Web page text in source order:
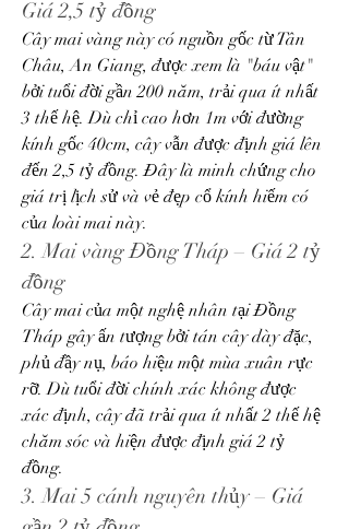
Giá 2,5 tỷ đồng
Cây mai vàng này có nguồn gốc từ Tân
Châu, An Giang, được xem là "báu vật"
bởi tuổi đời gần 200 năm, trải qua ít nhất
3 thế hệ. Dù chỉ cao hơn 1m với đường
kính gốc 40cm, cây vẫn được định giá lên
đến 2,5 tỷ đồng. Đây là minh chứng cho
giá trị lịch sử và vẻ đẹp cổ kính hiếm có
của loài mai này.
2. Mai vàng Đồng Tháp – Giá 2 tỷ
đồng
Cây mai của một nghệ nhân tại Đồng
Tháp gây ấn tượng bởi tán cây dày đặc,
phủ đầy nụ, báo hiệu một mùa xuân rực
rỡ. Dù tuổi đời chính xác không được
xác định, cây đã trải qua ít nhất 2 thế hệ
chăm sóc và hiện được định giá 2 tỷ
đồng.
3. Mai 5 cánh nguyên thủy – Giá